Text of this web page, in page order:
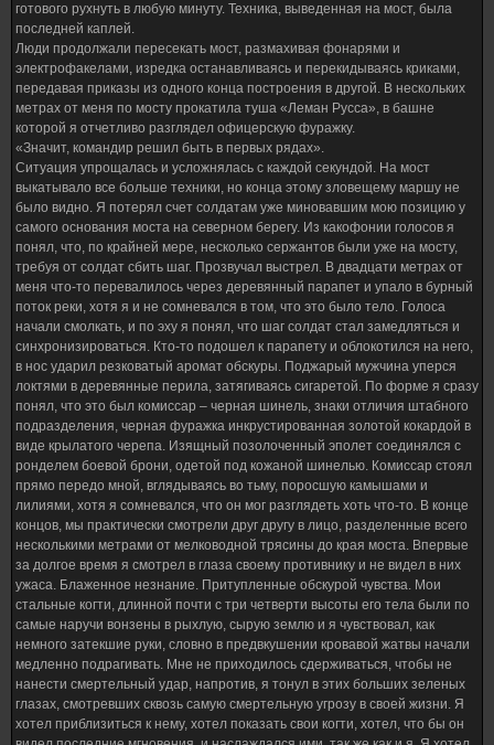
готового рухнуть в любую минуту. Техника, выведенная на мост, была
последней каплей.
Люди продолжали пересекать мост, размахивая фонарями и
электрофакелами, изредка останавливаясь и перекидываясь криками,
передавая приказы из одного конца построения в другой. В нескольких
метрах от меня по мосту прокатила туша «Леман Русса», в башне
которой я отчетливо разглядел офицерскую фуражку.
«Значит, командир решил быть в первых рядах».
Ситуация упрощалась и усложнялась с каждой секундой. На мост
выкатывало все больше техники, но конца этому зловещему маршу не
было видно. Я потерял счет солдатам уже миновавшим мою позицию у
самого основания моста на северном берегу. Из какофонии голосов я
понял, что, по крайней мере, несколько сержантов были уже на мосту,
требуя от солдат сбить шаг. Прозвучал выстрел. В двадцати метрах от
меня что-то перевалилось через деревянный парапет и упало в бурный
поток реки, хотя я и не сомневался в том, что это было тело. Голоса
начали смолкать, и по эху я понял, что шаг солдат стал замедляться и
синхронизироваться. Кто-то подошел к парапету и облокотился на него,
в нос ударил резковатый аромат обскуры. Поджарый мужчина уперся
локтями в деревянные перила, затягиваясь сигаретой. По форме я сразу
понял, что это был комиссар – черная шинель, знаки отличия штабного
подразделения, черная фуражка инкрустированная золотой кокардой в
виде крылатого черепа. Изящный позолоченный эполет соединялся с
ронделем боевой брони, одетой под кожаной шинелью. Комиссар стоял
прямо передо мной, вглядываясь во тьму, поросшую камышами и
лилиями, хотя я сомневался, что он мог разглядеть хоть что-то. В конце
концов, мы практически смотрели друг другу в лицо, разделенные всего
несколькими метрами от мелководной трясины до края моста. Впервые
за долгое время я смотрел в глаза своему противнику и не видел в них
ужаса. Блаженное незнание. Притупленные обскурой чувства. Мои
стальные когти, длинной почти с три четверти высоты его тела были по
самые наручи вонзены в рыхлую, сырую землю и я чувствовал, как
немного затекшие руки, словно в предвкушении кровавой жатвы начали
медленно подрагивать. Мне не приходилось сдерживаться, чтобы не
нанести смертельный удар, напротив, я тонул в этих больших зеленых
глазах, смотревших сквозь самую смертельную угрозу в своей жизни. Я
хотел приблизиться к нему, хотел показать свои когти, хотел, что бы он